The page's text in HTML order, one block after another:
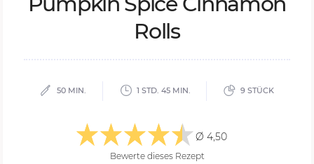
Rolls
50 MIN. 1 STD. 45 MIN. 9 STÜCK
Ø 4,50
Bewerte dieses Rezept